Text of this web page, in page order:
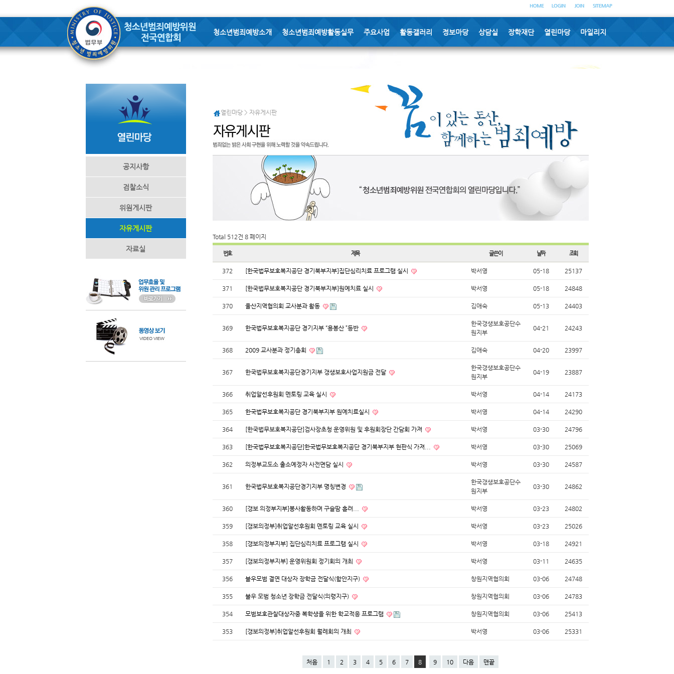
청소년범죄예방소개 청소년범죄예방활동실무 주요사업 활동갤러리 정보마당 상담실 장학재단 열린마당 마일리지
공지사항
검찰소식
위원게시판
자유게시판
자료실
열린마당 > 자유게시판
Total 512건 8 페이지
번호 제목 글쓴이 날짜 조회
372 [한국법무보호복지공단 경기북부지부]집단심리치료 프로그램 실시 박서영 05-18 25137
371 [한국법무보호복지공단 경기북부지부]원예치료 실시 박서영 05-18 24848
370 울산지역협의회 교사분과 활동 김애숙 05-13 24403
369 한국법무보호복지공단 경기지부 “용봉산 ”등반
한국갱생보호공단수
원지부
04-21 24243
368 2009 교사분과 정기총회 김애숙 04-20 23997
367 한국법무보호복지공단경기지부 갱생보호사업지원금 전달
한국갱생보호공단수
원지부
04-19 23887
366 취업알선후원회 멘토링 교육 실시 박서영 04-14 24173
365 한국법무보호복지공단 경기북부지부 원예치료실시 박서영 04-14 24290
364 [한국법무보호복지공단]검사장초청 운영위원 및 후원회장단 간담회 가져 박서영 03-30 24796
363 [한국법무보호복지공단]한국법무보호복지공단 경기북부지부 현판식 가져... 박서영 03-30 25069
362 의정부교도소 출소예정자 사전면담 실시 박서영 03-30 24587
361 한국법무보호복지공단경기지부 명칭변경
한국갱생보호공단수
원지부
03-30 24862
360 [갱보 의정부지부]봉사활동하며 구슬땀 흘려... 박서영 03-23 24802
359 [갱보의정부]취업알선후원회 멘토링 교육 실시 박서영 03-23 25026
358 [갱보의정부지부] 집단심리치료 프로그램 실시 박서영 03-18 24921
357 [갱보의정부지부] 운영위원회 정기회의 개최 박서영 03-11 24635
356 불우모범 결연 대상자 장학금 전달식(함안지구) 창원지역협의회 03-06 24748
355 불우 모범 청소년 장학금 전달식(의령지구) 창원지역협의회 03-06 24783
354 모범보호관찰대상자중 복학생을 위한 학교적응 프로그램 창원지역협의회 03-06 25413
353 [갱보의정부]취업알선후원회 월례회의 개최 박서영 03-06 25331
처음 1 2 3 4 5 6 7 8 9 10 다음 맨끝